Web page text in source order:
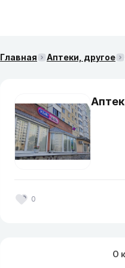
Главная Аптеки, другое
0
О